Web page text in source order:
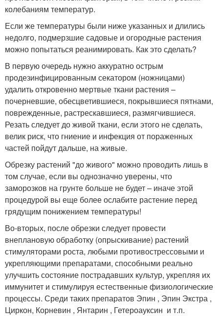
колебаниям температур.
Если же температуры были ниже указанных и длились
недолго, подмерзшие садовые и огородные растения
можно попытаться реанимировать. Как это сделать?
В первую очередь нужно аккуратно острым
продезинфицированным секатором (ножницами)
удалить откровенно мертвые ткани растения –
почерневшие, обесцветившиеся, покрывшиеся пятнами,
поврежденные, растрескавшиеся, размягчившиеся.
Резать следует до живой ткани, если этого не сделать,
велик риск, что гниение и инфекция от пораженных
частей пойдут дальше, на живые.
Обрезку растений "до живого" можно проводить лишь в
том случае, если вы однозначно уверены, что
заморозков на грунте больше не будет – иначе этой
процедурой вы еще более ослабите растение перед
грядущим понижением температуры!
Во-вторых, после обрезки следует провести
внеплановую обработку (опрыскивание) растений
стимуляторами роста, любыми противострессовыми и
укрепляющими препаратами, способными реально
улучшить состояние пострадавших культур, укрепляя их
иммунитет и стимулируя естественные физиологические
процессы. Среди таких препаратов Эпин , Эпин Экстра ,
Циркон, Корневин , Янтарин , Гетероауксин и т.п.